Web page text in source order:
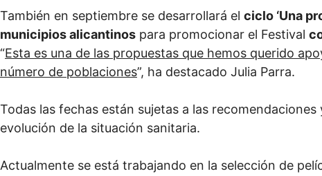
También en septiembre se desarrollará el ciclo ‘Una
municipios alicantinos para promocionar el Festival
“Esta es una de las propuestas que hemos querido
número de poblaciones”, ha destacado Julia Parra.
Todas las fechas están sujetas a las
evolución de la situación sanitaria.
Actualmente se está trabajando en la selección de